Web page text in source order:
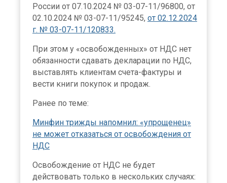
России от 07.10.2024 № 03-07-11/96800, от
02.10.2024 № 03-07-11/95245, от 02.12.2024
г. № 03-07-11/120833.
При этом у «освобожденных» от НДС нет
обязанности сдавать декларации по НДС,
выставлять клиентам счета-фактуры и
вести книги покупок и продаж.
Ранее по теме:
Минфин трижды напомнил: «упрощенец»
не может отказаться от освобождения от
НДС
Освобождение от НДС не будет
действовать только в нескольких случаях: